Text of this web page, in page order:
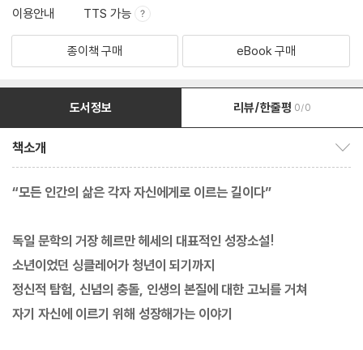
이용안내 TTS 가능
종이책 구매 eBook 구매
도서정보 리뷰/한줄평 0/0
책소개
“모든 인간의 삶은 각자 자신에게로 이르는 길이다”
독일 문학의 거장 헤르만 헤세의 대표적인 성장소설!
소년이었던 싱클레어가 청년이 되기까지
정신적 탐험, 신념의 충돌, 인생의 본질에 대한 고뇌를 거쳐
자기 자신에 이르기 위해 성장해가는 이야기